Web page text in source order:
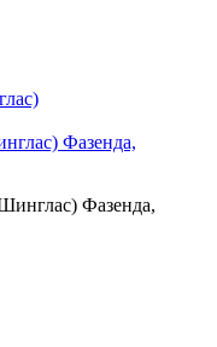
Фазенда,